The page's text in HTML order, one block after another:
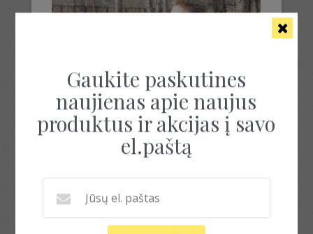
Gaukite paskutines
naujienas apie naujus
produktus ir akcijas į savo
el.paštą